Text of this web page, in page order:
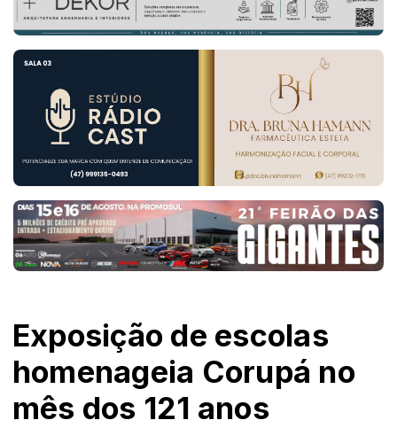
Exposição de escolas
homenageia Corupá no
mês dos 121 anos